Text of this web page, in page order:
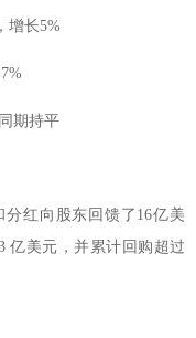
增长5%
期持平
红向股东回馈了16亿美
亿美元，并累计回购 超过